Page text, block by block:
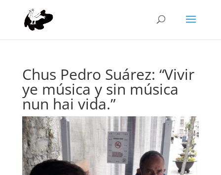
Chus Pedro Suárez: “Vivir
ye música y sin música
nun hai vida.”